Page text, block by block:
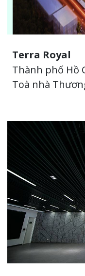
Terra Royal
Thành phố Hồ
Toà nhà